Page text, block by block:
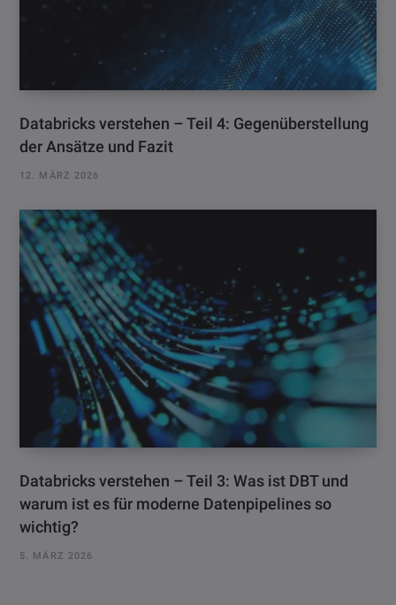
Databricks verstehen – Teil 4: Gegenüberstellung
der Ansätze und Fazit
12. MÄRZ 2026
Databricks verstehen – Teil 3: Was ist DBT und
warum ist es für moderne Datenpipelines so
wichtig?
5. MÄRZ 2026